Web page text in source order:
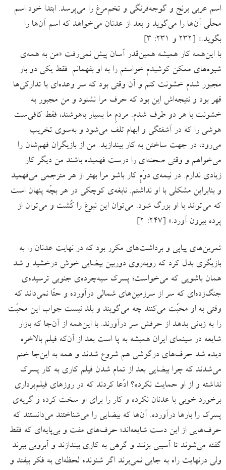
اسم عربی برنج و گوجه‌فرنگی و تخم‌مرغ را می‌پرسد. ابتدا خود اسم
محلّی آن‌ها را می‌‌گوید و بعد از عدنان می‌خواهد که اسم آن‌ها را
بگوید.» [۲۳۲ و ۲۳۱: ۳]
با این‌همه کار همیشه همین‌قدر آسان پیش نمی‌رفت «من به همه‌ی
شیوه‌های ممکن کوشیدم خواستم را به او بفهمانم. فقط یکی دو بار
مجبور شدم خشونت کنم و آن وقتی بود که سر وعده‌ای با تدارکی‌ها
قهر بود و نتیجه‌اش این بود که حرف مرا نشنود و من مجبور به
خشونت با هر دو طرف شدم. مردمِ ما بسیار باهوشند، فقط کافی‌ست
هوشی را که در آشفتگی و ابهام تلف می‌شود و به‌سوی تخریب
می‌رود، در جهت ساختن به کار بیندازید. من از بازیگران فهم‌شان را
می‌خواهم و وقتی صحنه‌ای را درست فهمیده باشند من دیگر کار
زیادی ندارم. در نیمه‌ی دوّمِ کار باشو مرا بهتر از هر مترجمی می‌فهمید
و بنابراین مشکلی با او نداشتم. نابغه‌ی کوچکی در هر بچّه پنهان است
که می‌تواند با او بزرگ شود. می‌توان این نبوغ را کُشت و می‌توان از
پرده بیرون آورد.» [۲۴۷: ۲]
تمرین‌های پیاپی و برداشت‌های مکرر بود که در نهایت عدنان را به
بازیگری بدل کرد که روبه‌روی دوربین بیضایی خوش درخشید و شد
همان باشویی که می‌خواست؛ پسرک سیه‌چرده‌ی جنوبی ترسیده‌ی
جنگ‌زده‌ای که سر از سرزمین‌های شمالی درآورده و حتّا نمی‌داند که
وقتی به او محبّت می‌کنند چه می‌گویند و بلد نیست جواب این محبّت
را به زبانی بدهد از حرفش سر درآورند. با این‌همه از آن‌جا که بازار
شایعه در سینمای ایران همیشه به پا است بعد از آن‌که فیلم بالاخره
دیده شد حرف‌های درگوشی هم شروع شدند و همه به این‌جا ختم
می‌شدند که چرا بیضایی بعد از تمام شدن فیلم کاری به کار پسرک
نداشته و از او حمایت نکرده؟ ادّعا کردند که در روزهای فیلم‌‌برداری
برخورد خوبی با عدنان نکرده و کار را برای او سخت کرده و گریه‌ی
پسرک را بارها درآورده. آن‌ها که بیضایی را می‌شناختند می‌دانستند که
حرف‌هایی از این دست شایعه‌اند؛ حرف‌های مفت و بی‌پایه‌ای که فقط
گفته می‌شوند تا آسیبی بزنند و گرهی به کاری بیندازند و آبرویی ببرند
ولی درنهایت راه به جایی نمی‌برند اگر شنونده لحظه‌ای به فکر بیفتد و